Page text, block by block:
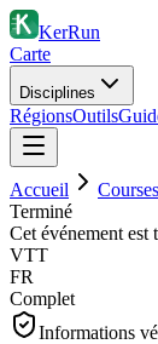
KerRun
Carte
Disciplines
RégionsOutils
Accueil Courses
Terminé
Cet événement est
VTT
FR
Complet
Informations